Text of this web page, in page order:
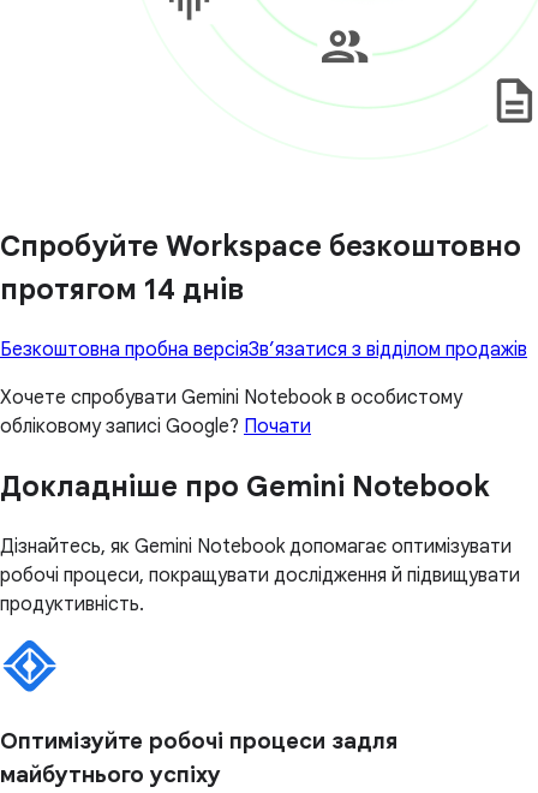
Спробуйте Workspace безкоштовно
протягом 14 днів
Безкоштовна пробна версіяЗв’язатися з відділом продажів
Хочете спробувати Gemini Notebook в особистому
обліковому записі Google? Почати
Докладніше про Gemini Notebook
Дізнайтесь, як Gemini Notebook допомагає оптимізувати
робочі процеси, покращувати дослідження й підвищувати
продуктивність.
Оптимізуйте робочі процеси задля
майбутнього успіху